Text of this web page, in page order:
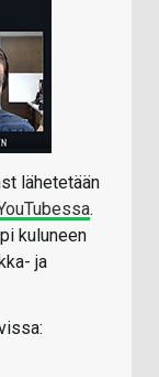
lähetetään
.
kuluneen
ja